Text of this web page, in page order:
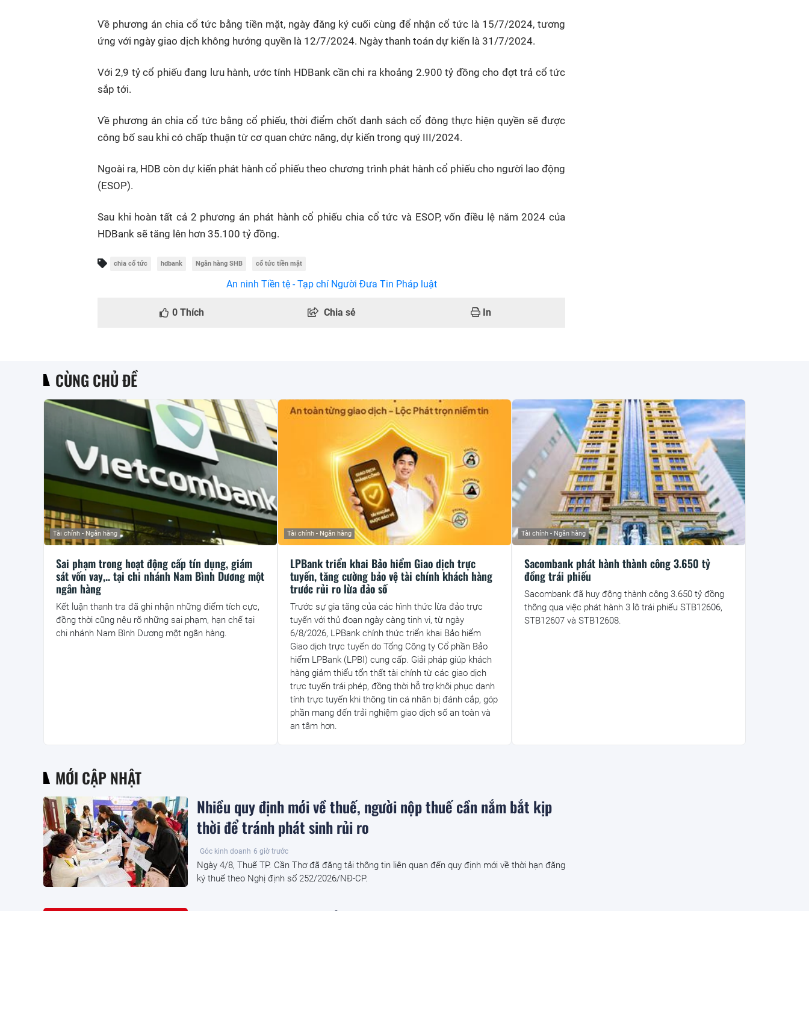
Về phương án chia cổ tức bằng tiền mặt, ngày đăng ký cuối cùng để nhận cổ tức là 15/7/2024, tương
ứng với ngày giao dịch không hưởng quyền là 12/7/2024. Ngày thanh toán dự kiến là 31/7/2024.
Với 2,9 tỷ cổ phiếu đang lưu hành, ước tính HDBank cần chi ra khoảng 2.900 tỷ đồng cho đợt trả cổ tức
sắp tới.
Về phương án chia cổ tức bằng cổ phiếu, thời điểm chốt danh sách cổ đông thực hiện quyền sẽ được
công bố sau khi có chấp thuận từ cơ quan chức năng, dự kiến trong quý III/2024.
Ngoài ra, HDB còn dự kiến phát hành cổ phiếu theo chương trình phát hành cổ phiếu cho người lao động
(ESOP).
Sau khi hoàn tất cả 2 phương án phát hành cổ phiếu chia cổ tức và ESOP, vốn điều lệ năm 2024 của
HDBank sẽ tăng lên hơn 35.100 tỷ đồng.
chia cổ tức hdbank Ngân hàng SHB cổ tức tiền mặt
An ninh Tiền tệ - Tạp chí Người Đưa Tin Pháp luật
0 Thích Chia sẻ In
CÙNG CHỦ ĐỀ
Sai phạm trong hoạt động cấp tín dụng, giám
sát vốn vay,.. tại chi nhánh Nam Bình Dương một
ngân hàng
Tài chính - Ngân hàng
Kết luận thanh tra đã ghi nhận những điểm tích cực,
đồng thời cũng nêu rõ những sai phạm, hạn chế tại
chi nhánh Nam Bình Dương một ngân hàng.
LPBank triển khai Bảo hiểm Giao dịch trực
tuyến, tăng cường bảo vệ tài chính khách hàng
trước rủi ro lừa đảo số
Tài chính - Ngân hàng
Trước sự gia tăng của các hình thức lừa đảo trực
tuyến với thủ đoạn ngày càng tinh vi, từ ngày
6/8/2026, LPBank chính thức triển khai Bảo hiểm
Giao dịch trực tuyến do Tổng Công ty Cổ phần Bảo
hiểm LPBank (LPBI) cung cấp. Giải pháp giúp khách
hàng giảm thiểu tổn thất tài chính từ các giao dịch
trực tuyến trái phép, đồng thời hỗ trợ khôi phục danh
tính trực tuyến khi thông tin cá nhân bị đánh cắp, góp
phần mang đến trải nghiệm giao dịch số an toàn và
an tâm hơn.
Sacombank phát hành thành công 3.650 tỷ
đồng trái phiếu
Tài chính - Ngân hàng
Sacombank đã huy động thành công 3.650 tỷ đồng
thông qua việc phát hành 3 lô trái phiếu STB12606,
STB12607 và STB12608.
MỚI CẬP NHẬT
Nhiều quy định mới về thuế, người nộp thuế cần nắm bắt kịp
thời để tránh phát sinh rủi ro
Góc kinh doanh 6 giờ trước
Ngày 4/8, Thuế TP. Cần Thơ đã đăng tải thông tin liên quan đến quy định mới về thời hạn đăng
ký thuế theo Nghị định số 252/2026/NĐ-CP.
Đại An được giao, chuyển mục đích sử dụng đất làm dự án tại